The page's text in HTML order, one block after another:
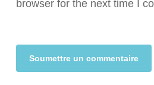
browser for the next time I